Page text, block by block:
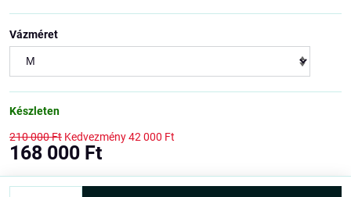
Vázméret
Készleten
210 000 Ft Kedvezmény42 000 Ft
168 000 Ft